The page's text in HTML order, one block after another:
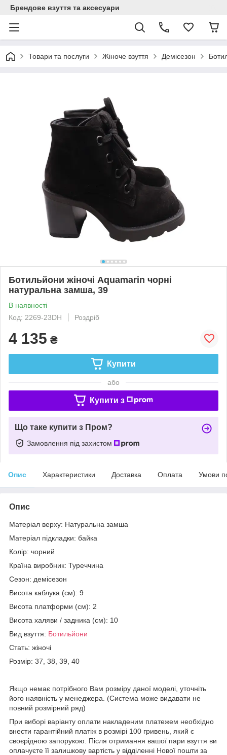
Брендове взуття та аксесуари
Товари та послуги Жіноче взуття Демісезон
Ботильйони жіночі Aquamarin чорні
натуральна замша, 39
В наявності
Код: 2269-23DH
Роздріб
4 135 ₴
Купити
або
Купити з
Що таке купити з Пром?
Замовлення під захистом
Опис Характеристики Доставка Оплата Умови
Опис
Матеріал верху: Натуральна замша
Матеріал підкладки: байка
Колір: чорний
Країна виробник: Туреччина
Сезон: демісезон
Висота каблука (см): 9
Висота платформи (см): 2
Висота халяви / задника (см): 10
Вид взуття: Ботильйони
Стать: жіночі
Розмір: 37, 38, 39, 40
Якщо немає потрібного Вам розміру даної моделі, уточніть
його наявність у менеджера. (Система може видавати не
повний розмірний ряд)
При виборі варіанту оплати накладеним платежем необхідно
внести гарантійний платіж в розмірі 100 гривень, який є
своєрідною запорукою. Після отримання вашої пари взуття ви
оплачуєте її залишкову вартість у відділенні Нової пошти за